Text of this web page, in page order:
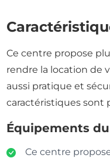
Ce centre propose
rendre la location de
aussi pratique et
caractéristiques sont
Équipements
Ce centre